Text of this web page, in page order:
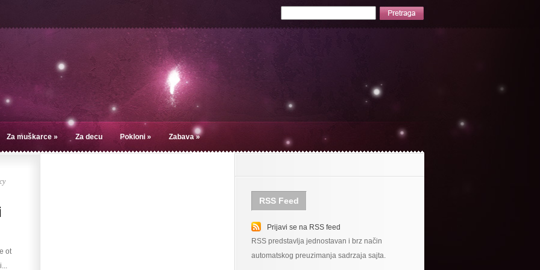
Za muškarce » Za decu Pokloni » Zabava»
ot
RSS Feed
Prijavi se na RSS feed
RSS predstavlja jednostavan i brz način
automatskog preuzimanja sadrzaja sajta.